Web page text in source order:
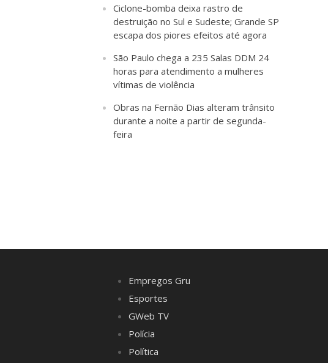
Ciclone-bomba deixa rastro de
destruição no Sul e Sudeste; Grande SP
escapa dos piores efeitos até agora
São Paulo chega a 235 Salas DDM 24
horas para atendimento a mulheres
vítimas de violência
Obras na Fernão Dias alteram trânsito
durante a noite a partir de segunda-
feira
Empregos Gru
Esportes
GWeb TV
Polícia
Política